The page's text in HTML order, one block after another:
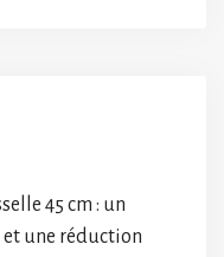
45 cm : un
une réduction